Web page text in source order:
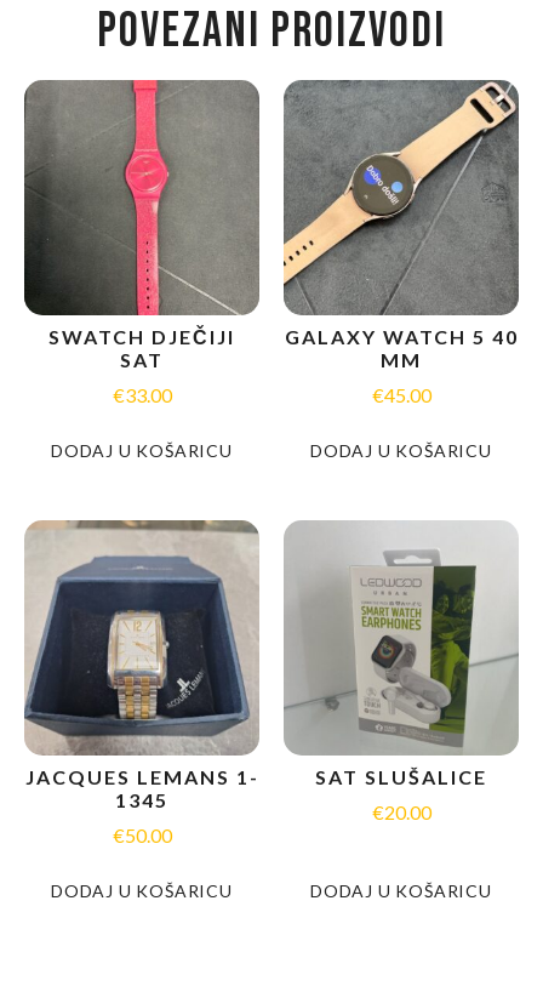
POVEZANI PROIZVODI
SWATCH DJEČIJI
SAT
€33.00
DODAJ U KOŠARICU
GALAXY WATCH 5 40
MM
€45.00
DODAJ U KOŠARICU
JACQUES LEMANS 1-
1345
€50.00
DODAJ U KOŠARICU
SAT SLUŠALICE
€20.00
DODAJ U KOŠARICU